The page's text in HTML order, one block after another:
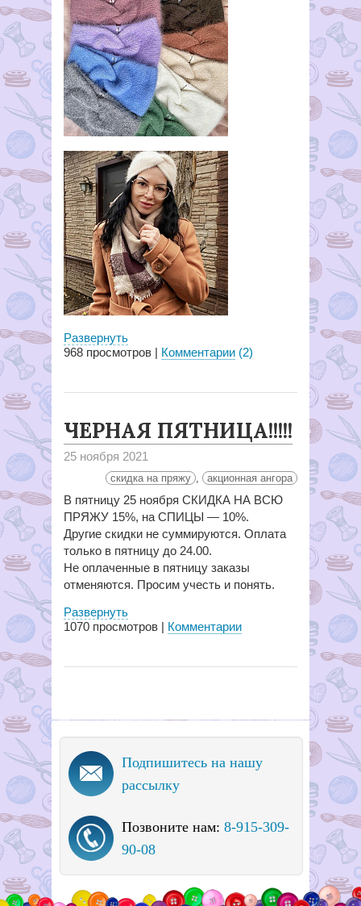
Развернуть
968 просмотров | Комментарии (2)
ЧЕРНАЯ ПЯТНИЦА!!!!!
25 ноября 2021
скидка на пряжу акционная ангора
В пятницу 25 ноября СКИДКА НА ВСЮ
ПРЯЖУ 15%, на СПИЦЫ — 10%.
Другие скидки не суммируются. Оплата
только в пятницу до 24.00.
Не оплаченные в пятницу заказы
отменяются. Просим учесть и понять.
Развернуть
1070 просмотров | Комментарии
Подпишитесь на нашу
рассылку
Позвоните нам: 8-915-309-
90-08